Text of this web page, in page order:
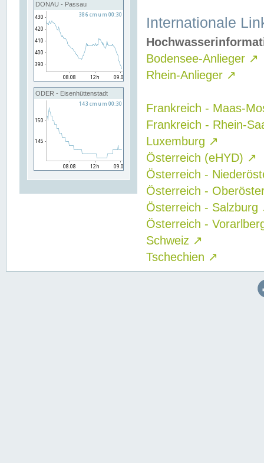
DONAU - Passau
ODER - Eisenhüttenstadt
Internationale
Bodensee-Anlieger ↗
Rhein-Anlieger ↗
Frankreich - Maas-
Frankreich - Rhein-
Luxemburg ↗
Österreich (eHYD) ↗
Österreich -
Österreich -
Österreich - Salzburg
Österreich -
Schweiz ↗
Tschechien ↗